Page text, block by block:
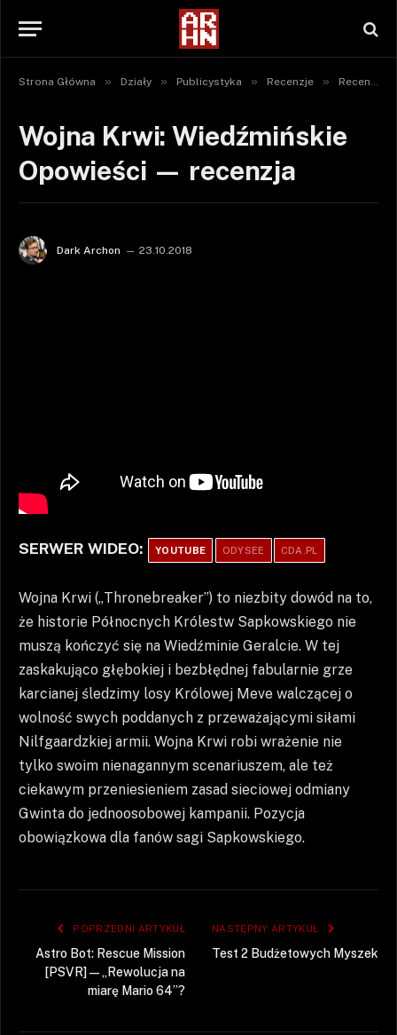
Strona Główna » Działy » Publicystyka » Recenzje » Recenzje gier
Wojna Krwi: Wiedźmińskie
Opowieści — recenzja
Dark Archon 23.10.2018
SERWER WIDEO: YOUTUBE ODYSEE CDA.PL
Wojna Krwi („Thronebreaker”) to niezbity dowód na to,
że historie Północnych Królestw Sapkowskiego nie
muszą kończyć się na Wiedźminie Geralcie. W tej
zaskakująco głębokiej i bezbłędnej fabularnie grze
karcianej śledzimy losy Królowej Meve walczącej o
wolność swych poddanych z przeważającymi siłami
Nilfgaardzkiej armii. Wojna Krwi robi wrażenie nie
tylko swoim nienagannym scenariuszem, ale też
ciekawym przeniesieniem zasad sieciowej odmiany
Gwinta do jednoosobowej kampanii. Pozycja
obowiązkowa dla fanów sagi Sapkowskiego.
POPRZEDNI ARTYKUŁ
Astro Bot: Rescue Mission
[PSVR] — „Rewolucja na
miarę Mario 64”?
NASTĘPNY ARTYKUŁ
Test 2 Budżetowych Myszek